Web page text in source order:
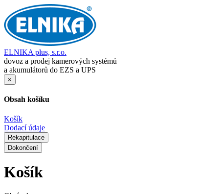
ELNIKA plus, s.r.o.
dovoz a prodej kamerových systémů
a akumulátorů do EZS a UPS
×
Obsah košíku
Košík
Dodací údaje
Rekapitulace
Dokončení
Košík